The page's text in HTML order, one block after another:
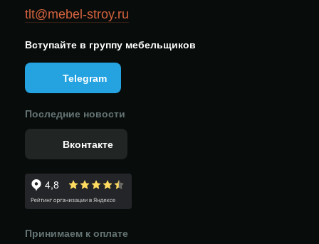
tlt@mebel-stroy.ru
Вступайте в группу мебельщиков
Telegram
Последние новости
Вконтакте
Принимаем к оплате